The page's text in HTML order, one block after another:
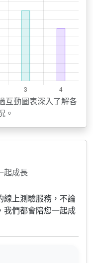
互動圖表深入了解各
。
起成長
線上測驗服務，不論
我們都會陪您一起成